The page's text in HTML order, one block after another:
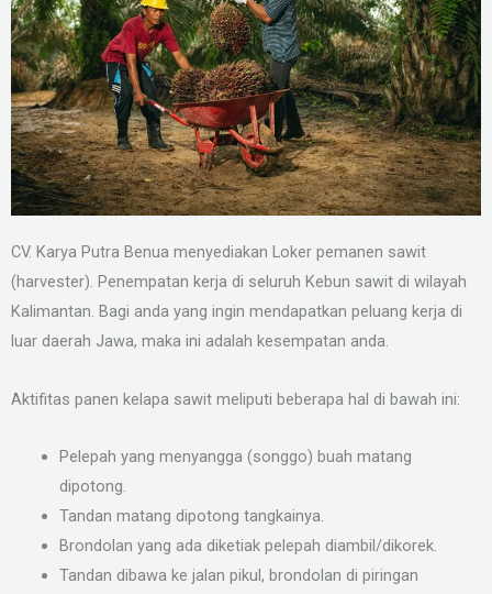
CV. Karya Putra Benua menyediakan Loker pemanen sawit
(harvester). Penempatan kerja di seluruh Kebun sawit di wilayah
Kalimantan. Bagi anda yang ingin mendapatkan peluang kerja di
luar daerah Jawa, maka ini adalah kesempatan anda.
Aktifitas panen kelapa sawit meliputi beberapa hal di bawah ini:
Pelepah yang menyangga (songgo) buah matang
dipotong.
Tandan matang dipotong tangkainya.
Brondolan yang ada diketiak pelepah diambil/dikorek.
Tandan dibawa ke jalan pikul, brondolan di piringan